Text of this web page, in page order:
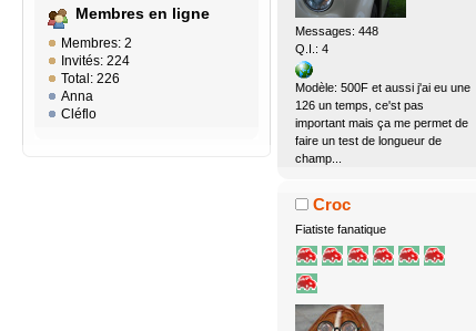
Membres en ligne
Membres: 2
Invités: 224
Total: 226
Anna
Cléflo
Messages: 448
Q.I.: 4
Modèle: 500F et aussi j'ai eu une
126 un temps, ce'st pas
important mais ça me permet de
faire un test de longueur de
champ...
Croc
Fiatiste fanatique